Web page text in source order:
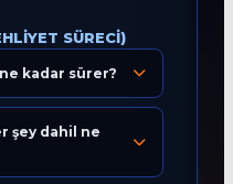
SÜRECI)
kadar sürer?
şey dahil ne